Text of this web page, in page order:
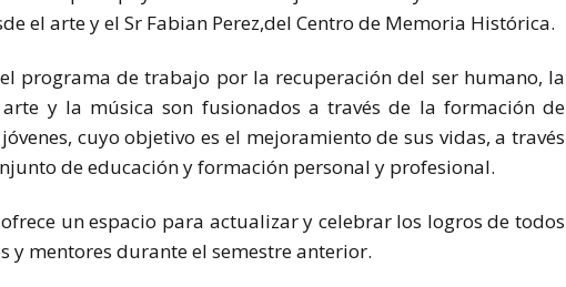
el arte y el Sr Fabian Perez,del Centro de Memoria Histórica.
programa de trabajo por la recuperación del ser humano, la
arte y la música son fusionados a través de la formación de
cuyo objetivo es el mejoramiento de sus vidas, a través
de educación y formación personal y profesional.
un espacio para actualizar y celebrar los logros de todos
y mentores durante el semestre anterior.